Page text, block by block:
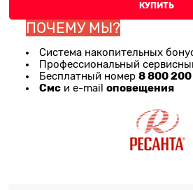
КУПИТЬ
ПОЧЕМУ МЫ?
Система накопительных
Профессиональный
Бесплатный номер 8 800 200
Смс и e-mail оповещения